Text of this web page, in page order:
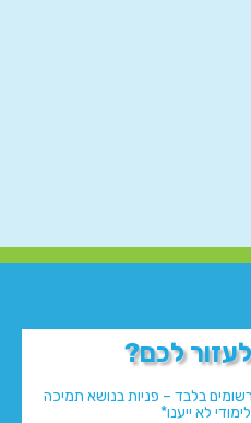
לכם?
בלבד – פניות בנושא תמיכה
לא ייענו*